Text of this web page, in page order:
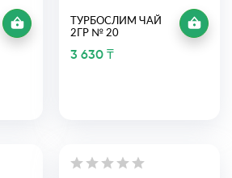
ТУРБОСЛИМ ЧАЙ
2ГР № 20
3 630 ₸